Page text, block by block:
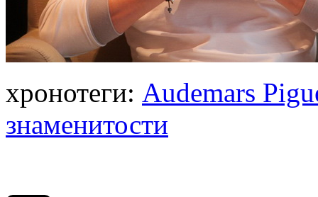
хронотеги: Audemars
знаменитости